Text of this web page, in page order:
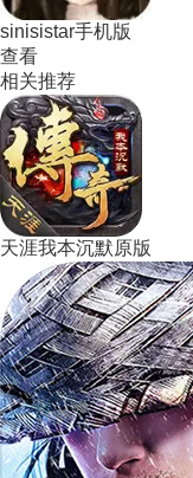
sinisistar手机版
查看
相关推荐
天涯我本沉默原版